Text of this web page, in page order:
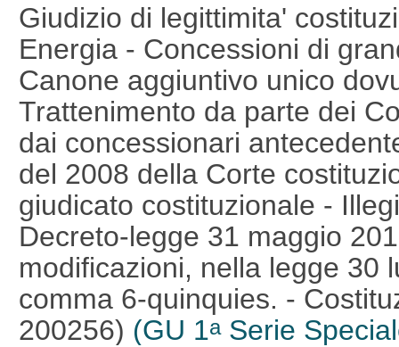
Giudizio di legittimita'
Energia - Concessioni di
Canone aggiuntivo unico
Trattenimento da parte dei
dai concessionari
del 2008 della Corte
giudicato costituzionale -
Decreto-legge 31 maggio
modificazioni, nella legge 30
comma 6-quinquies. -
200256) (GU 1aSerie